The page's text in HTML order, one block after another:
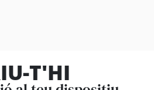
T'HI